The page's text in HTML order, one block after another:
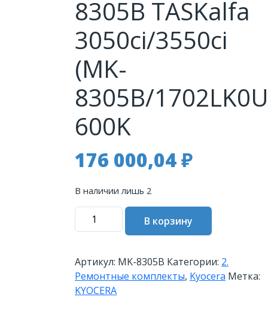
8305B TASKalfa
3050ci/3550ci
(MK-
8305B/
600K
176 000,04₽
В наличии лишь 2
Количество
товара
комплект
KYOCERA
MK-
8305B
В корзину
Артикул: MK-8305B Категории: 2.
Ремонтные комплекты, Kyocera Метка:
KYOCERA